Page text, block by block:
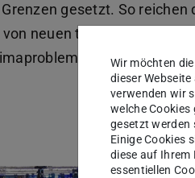
gesetzt. So reichen
neuen therapeutischen
bis hin zu
Wir möchten
dieser
verwenden wir
welche Cookies
gesetzt werden
Einige Cookies
diese auf Ihrem
essentiellen